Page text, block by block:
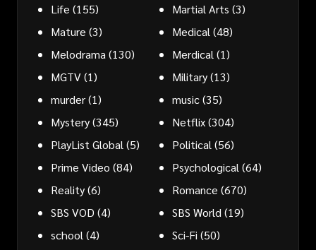
Life (155) Martial Arts (3)
Mature (3) Medical (48)
Melodrama (130) Merdical (1)
MGTV(1) Military(13)
murder(1) music(35)
Mystery(345) Netflix(304)
PlayList Global (5) Political (56)
Prime Video (84) Psychological (64)
Reality(6) Romance (670)
SBS VOD (4) SBS World (19)
school (4) Sci-Fi (50)